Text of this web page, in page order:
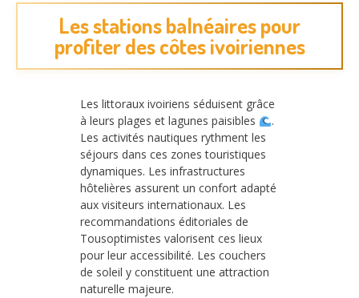
Les stations balnéaires pour
profiter des côtes ivoiriennes
Les littoraux ivoiriens séduisent grâce
à leurs plages et lagunes paisibles
.
Les activités nautiques rythment les
séjours dans ces zones touristiques
dynamiques. Les infrastructures
hôtelières assurent un confort adapté
aux visiteurs internationaux. Les
recommandations éditoriales de
Tousoptimistes valorisent ces lieux
pour leur accessibilité. Les couchers
de soleil y constituent une attraction
naturelle majeure.